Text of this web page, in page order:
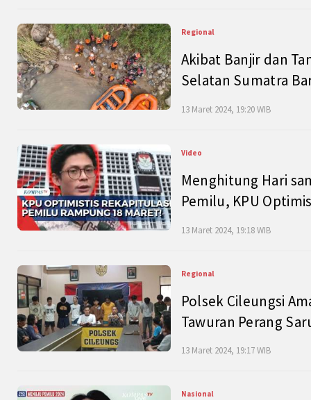
Regional
Akibat Banjir dan
Selatan Sumatra
13 Maret 2024, 19:20 WIB
Video
Menghitung Hari
Pemilu, KPU
13 Maret 2024, 19:18 WIB
Regional
Polsek Cileungsi
Tawuran Perang
13 Maret 2024, 19:17 WIB
Nasional